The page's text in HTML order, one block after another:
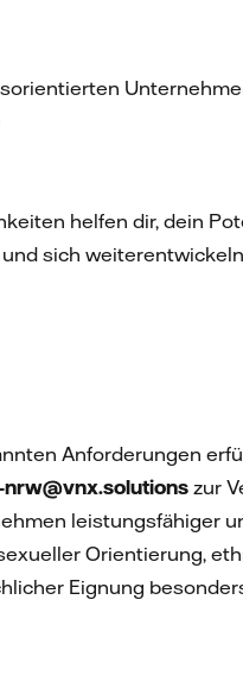
helfen dir, dein
sich
Anforderungen
nrw@vnx.solutionszur
leistungsfähiger
Orientierung,
Eignung